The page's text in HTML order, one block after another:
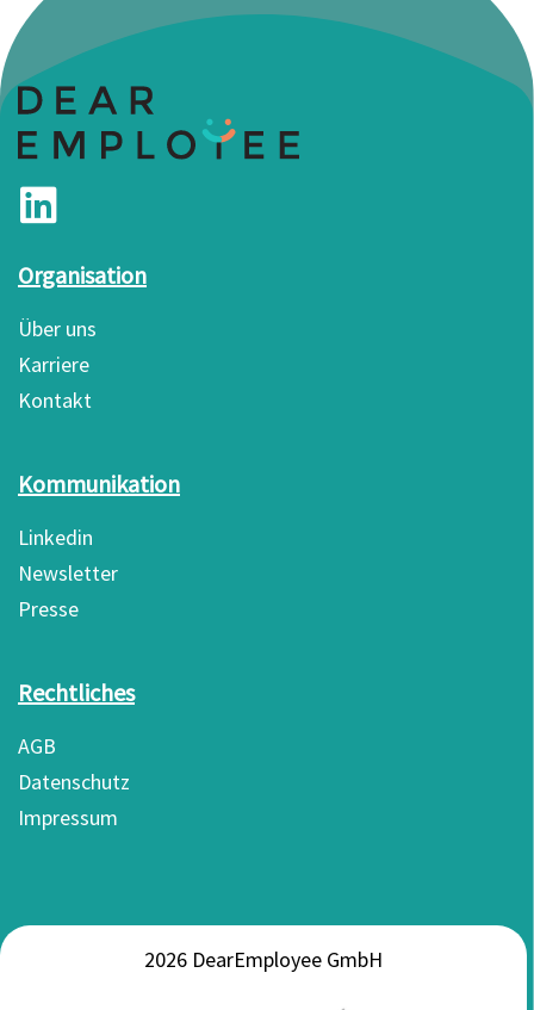
Organisation
Über uns
Karriere
Kontakt
Kommunikation
Linkedin
Newsletter
Presse
Rechtliches
AGB
Datenschutz
Impressum
2026 DearEmployee GmbH